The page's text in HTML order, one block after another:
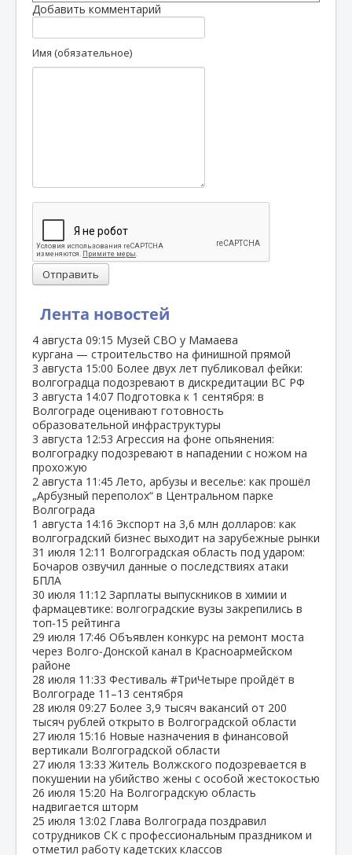
Лента новостей
4 августа 09:15 Музей СВО у Мамаева
кургана — строительство на финишной прямой
3 августа 15:00 Более двух лет публиковал фейки:
волгоградца подозревают в дискредитации ВС РФ
3 августа 14:07 Подготовка к 1 сентября: в
Волгограде оценивают готовность
образовательной инфраструктуры
3 августа 12:53 Агрессия на фоне опьянения:
волгоградку подозревают в нападении с ножом на
прохожую
2 августа 11:45 Лето, арбузы и веселье: как прошёл
„Арбузный переполох“ в Центральном парке
Волгограда
1 августа 14:16 Экспорт на 3,6 млн долларов: как
волгоградский бизнес выходит на зарубежные рынки
31 июля 12:11 Волгоградская область под ударом:
Бочаров озвучил данные о последствиях атаки
БПЛА
30 июля 11:12 Зарплаты выпускников в химии и
фармацевтике: волгоградские вузы закрепились в
топ‑15 рейтинга
29 июля 17:46 Объявлен конкурс на ремонт моста
через Волго‑Донской канал в Красноармейском
районе
28 июля 11:33 Фестиваль #ТриЧетыре пройдёт в
Волгограде 11–13 сентября
28 июля 09:27 Более 3,9 тысяч вакансий от 200
тысяч рублей открыто в Волгоградской области
27 июля 15:16 Новые назначения в финансовой
вертикали Волгоградской области
27 июля 13:33 Житель Волжского подозревается в
покушении на убийство жены с особой жестокостью
26 июля 15:20 На Волгоградскую область
надвигается шторм
25 июля 13:02 Глава Волгограда поздравил
сотрудников СК с профессиональным праздником и
отметил работу кадетских классов
Добавить комментарий
Имя (обязательное)
Отправить